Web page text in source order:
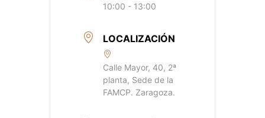
10:00 - 13:00
LOCALIZACIÓN
Calle Mayor, 40, 2ª
planta, Sede de la
FAMCP. Zaragoza.